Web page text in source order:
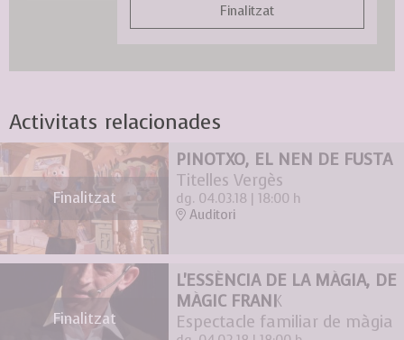
Finalitzat
Activitats relacionades
Finalitzat
PINOTXO, EL NEN DE FUSTA
Titelles Vergès
dg. 04.03.18 | 18:00 h
Auditori
Finalitzat
L'ESSÈNCIA DE LA MÀGIA, DE
MÀGIC FRANK
Espectacle familiar de màgia